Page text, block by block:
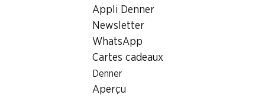
Appli Denner
Newsletter
WhatsApp
Cartes cadeaux
Denner
Aperçu
Heures d'ouverture spéciales
Sam., 15.08.2026
Retrait d'espèces avec la carte postale / M-Card